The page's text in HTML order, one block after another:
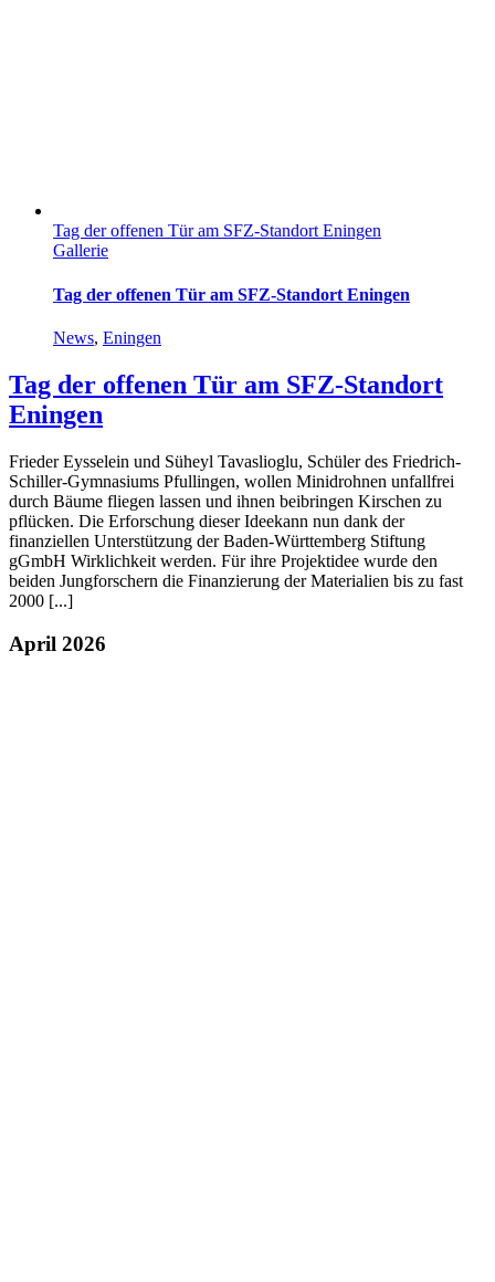
Tag der offenen Tür am SFZ-Standort Eningen
Gallerie
Tag der offenen Tür am SFZ-Standort Eningen
News, Eningen
Tag der offenen Tür am SFZ-Standort
Eningen
Frieder Eysselein und Süheyl Tavaslioglu, Schüler des Friedrich-
Schiller-Gymnasiums Pfullingen, wollen Minidrohnen unfallfrei
durch Bäume fliegen lassen und ihnen beibringen Kirschen zu
pflücken. Die Erforschung dieser Ideekann nun dank der
finanziellen Unterstützung der Baden-Württemberg Stiftung
gGmbH Wirklichkeit werden. Für ihre Projektidee wurde den
beiden Jungforschern die Finanzierung der Materialien bis zu fast
2000 [...]
April 2026